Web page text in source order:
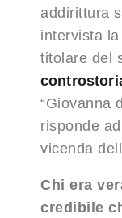
addirittura
intervista
titolare del
“Giovanna
risponde
vicenda
Chi era
credibile